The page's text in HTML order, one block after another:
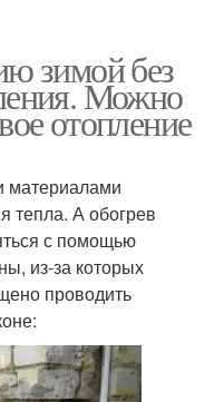
зимой без
Можно
отопление
материалами
тепла. А обогрев
с помощью
из-за которых
проводить